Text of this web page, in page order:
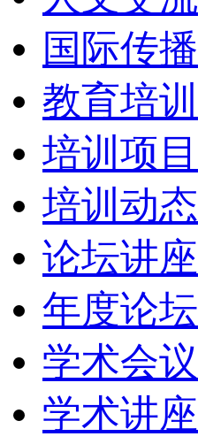
国际传播
教育培训
培训项目
培训动态
论坛讲座
年度论坛
学术会议
学术讲座